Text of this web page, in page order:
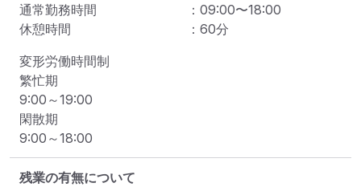
通常勤務時間
： 09:00〜18:00
休憩時間
： 60分
変形労働時間制
繁忙期
9:00～19:00
閑散期
9:00～18:00
残業の有無について